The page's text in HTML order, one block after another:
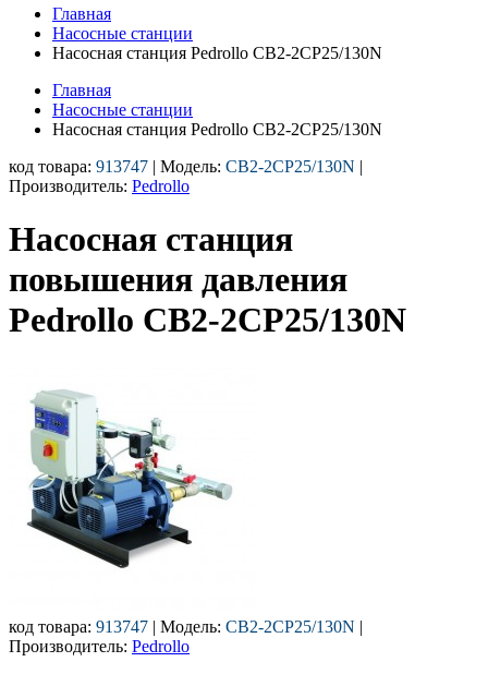
Главная
Насосные станции
Насосная станция Pedrollo CB2-2CP25/130N
Главная
Насосные станции
Насосная станция Pedrollo CB2-2CP25/130N
код товара: 913747 | Модель: CB2-2CP25/130N |
Производитель: Pedrollo
Насосная станция
повышения давления
Pedrollo CB2-2CP25/130N
код товара: 913747 | Модель: CB2-2CP25/130N |
Производитель: Pedrollo